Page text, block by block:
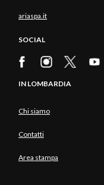
ariaspa.it
SOCIAL
IN LOMBARDIA
Chi siamo
Contatti
Area stampa